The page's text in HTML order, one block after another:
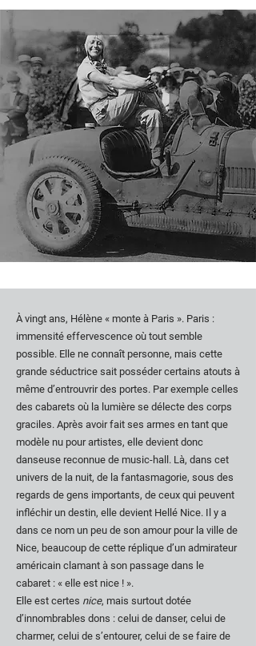
À vingt ans, Hélène « monte à Paris ». Paris :
immensité effervescence où tout semble
possible. Elle ne connaît personne, mais cette
grande séductrice sait posséder certains atouts à
même d’entrouvrir des portes. Par exemple celles
des cabarets où la lumière se délecte des corps
graciles. Après avoir fait ses armes en tant que
modèle nu pour artistes, elle devient donc
danseuse reconnue de music-hall. Là, dans cet
univers de la nuit, de la fantasmagorie, sous des
regards de gens importants, de ceux qui peuvent
infléchir un destin, elle devient Hellé Nice. Il y a
dans ce nom un peu de son amour pour la ville de
Nice, beaucoup de cette réplique d’un admirateur
américain clamant à son passage dans le
cabaret : « elle est nice ! ».
Elle est certes nice, mais surtout dotée
d’innombrables dons : celui de danser, celui de
charmer, celui de s’entourer, celui de se faire de